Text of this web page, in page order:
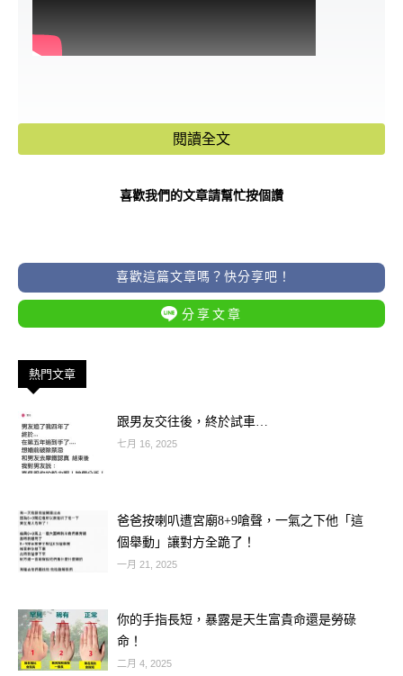
屬蛇的朋友今日「巳火生土」，且有天
乙貴人暗中指點。您今天對數字的敏感
閱讀全文
喜歡我們的文章請幫忙按個讚
喜歡這篇文章嗎？快分享吧！
分享文章
熱門文章
跟男友交往後，終於試車…
七月 16, 2025
爸爸按喇叭遭宮廟8+9嗆聲，一氣之下他「這
個舉動」讓對方全跪了！
一月 21, 2025
你的手指長短，暴露是天生富貴命還是勞碌
命！
二月 4, 2025